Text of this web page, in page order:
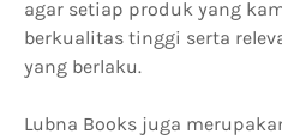
agar setiap produk yang
berkualitas tinggi serta
yang berlaku.
Lubna Books juga